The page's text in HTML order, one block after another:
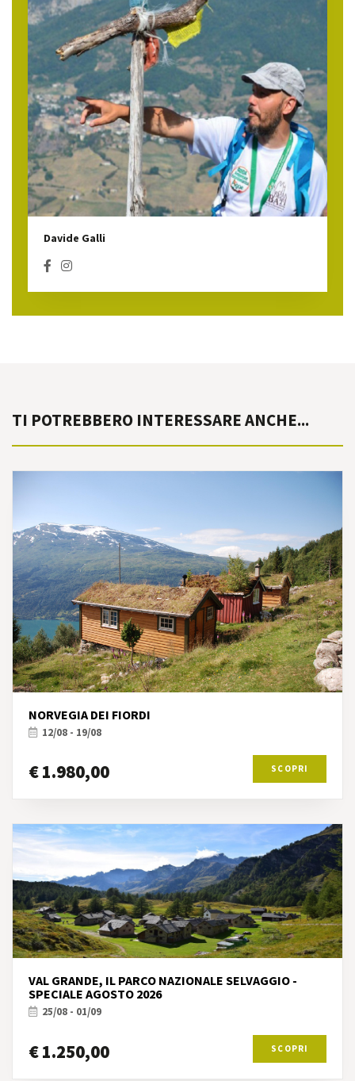
Davide Galli
TI POTREBBERO INTERESSARE ANCHE...
NORVEGIA DEI FIORDI
12/08 - 19/08
€ 1.980,00 SCOPRI
VAL GRANDE, IL PARCO NAZIONALE SELVAGGIO -
SPECIALE AGOSTO 2026
25/08 - 01/09
€ 1.250,00 SCOPRI